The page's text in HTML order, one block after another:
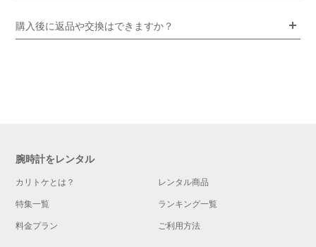
購入後に返品や交換はできますか？
腕時計をレンタル
カリトケとは？ レンタル商品
特集一覧 ランキング一覧
料金プラン ご利用方法